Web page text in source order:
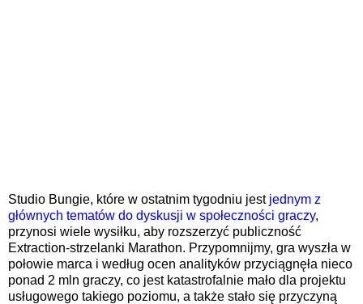
Studio Bungie, które w ostatnim tygodniu jest jednym z
głównych tematów do dyskusji w społeczności graczy,
przynosi wiele wysiłku, aby rozszerzyć publiczność
Extraction-strzelanki Marathon. Przypomnijmy, gra wyszła w
połowie marca i według ocen analityków przyciągnęła nieco
ponad 2 mln graczy, co jest katastrofalnie mało dla projektu
usługowego takiego poziomu, a także stało się przyczyną